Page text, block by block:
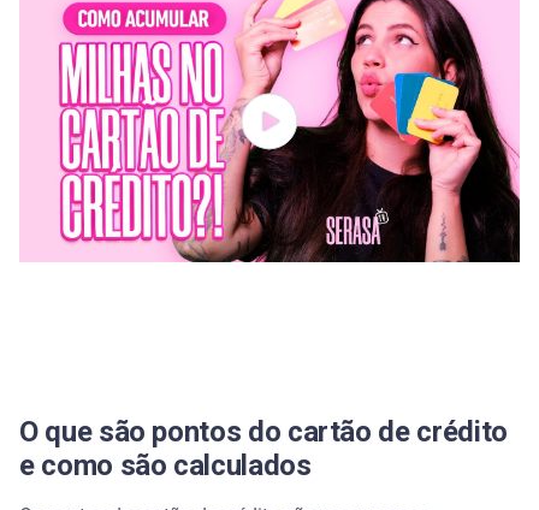
2. Renda extra
3. Resgatar passagens aéreas
4. Utilizar os pontos para resgatar serviços e
produtos
Estratégias para maximizar o uso dos pontosH2:
acumulando pontos?
O que fazer se o cartão não estiver acumulando
O que são pontos do cartão de crédito
e como são calculados